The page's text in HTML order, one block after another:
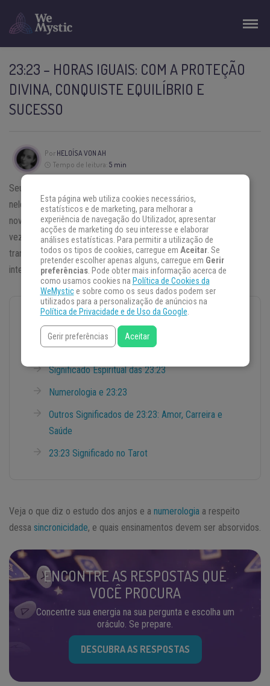
23:23 – HORAS IGUAIS: COM A PROTEÇÃO
DIVINA, CONQUISTE EQUILÍBRIO E
SUCESSO
Por HELOÍSA VON AH
Tempo de leitura: 5 min
Seu subconsciente fez com que você olhasse para o relógio, e
nele marcavam23:23. No dia seguinte, você se deparou
novamente com esse horário, e isso se repetiu por diversas
vezes. Está na hora de aceitar que uma mensagem está sendo
transmitida à sua mente consciente, e pode haver muitas
interpretações possíveis.
NESSA MATÉRIA VOCÊ VAI ENCONTRAR:
Mensagem do Anjo da Guarda
Significado Espiritual das 23:23
Numerologia e 23:23
Outros Significados de 23:23: Amor, Carreira e
Saúde
23:23 Significado no Tarot
Veja o que diz o estudo dos anjos e a numerologia a respeito
dessa sincronicidade, e quais ensinamentos devem ser absorvidos.
ENCONTRE AS RESPOSTAS QUE
VOCÊ PROCURA
Concentre sua energia na sua pergunta e escolha um
oráculo. Se prepare.
DESCUBRA AS RESPOSTAS
Esta página web utiliza cookies necessários,
estatísticos e de marketing, para melhorar a
experiência de navegação do Utilizador, apresentar
acções de marketing do seu interesse e elaborar
análises estatísticas. Para permitir a utilização de
todos os tipos de cookies, carregue em Aceitar. Se
pretender escolher apenas alguns, carregue em Gerir
preferências. Pode obter mais informação acerca de
como usamos cookies na Política de Cookies da
WeMystice sobre como os seus dados podem ser
utilizados para a personalização de anúncios na
Política de Privacidade e de Uso da Google.
Gerir preferências Aceitar